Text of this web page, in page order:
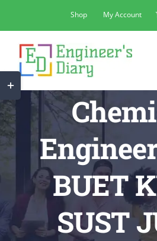
to
content
Shop My Account
BUET
SUST
Toggle
Sliding
Bar
Area